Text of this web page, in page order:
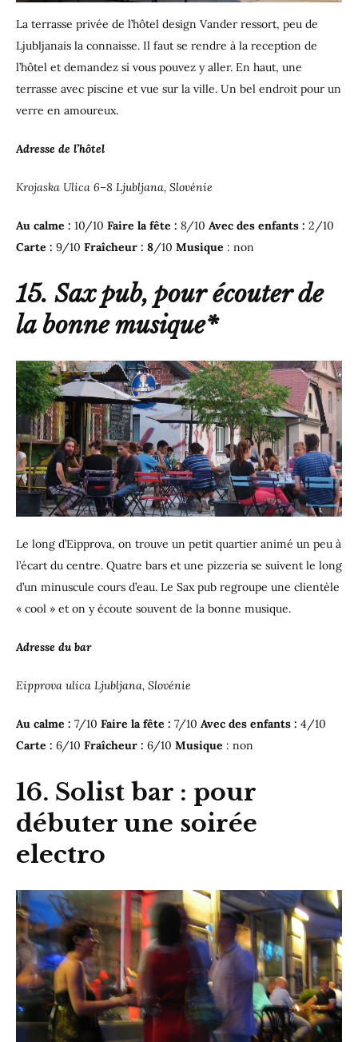
La terrasse privée de l’hôtel design Vander ressort, peu de
Ljubljanais la connaisse. Il faut se rendre à la reception de
l’hôtel et demandez si vous pouvez y aller. En haut, une
terrasse avec piscine et vue sur la ville. Un bel endroit pour un
verre en amoureux.
Adresse de l’hôtel
Krojaska Ulica 6–8 Ljubljana, Slovénie
Au calme : 10/10 Faire la fête : 8/10 Avec des enfants : 2/10
Carte : 9/10 Fraîcheur : 8/10 Musique : non
15. Sax pub, pour écouter de
la bonne musique*
Le long d’Eipprova, on trouve un petit quartier animé un peu à
l’écart du centre. Quatre bars et une pizzeria se suivent le long
d’un minuscule cours d’eau. Le Sax pub regroupe une clientèle
« cool » et on y écoute souvent de la bonne musique.
Adresse du bar
Eipprova ulica Ljubljana, Slovénie
Au calme : 7/10 Faire la fête : 7/10 Avec des enfants : 4/10
Carte : 6/10 Fraîcheur : 6/10 Musique : non
16. Solist bar : pour
débuter une soirée
electro